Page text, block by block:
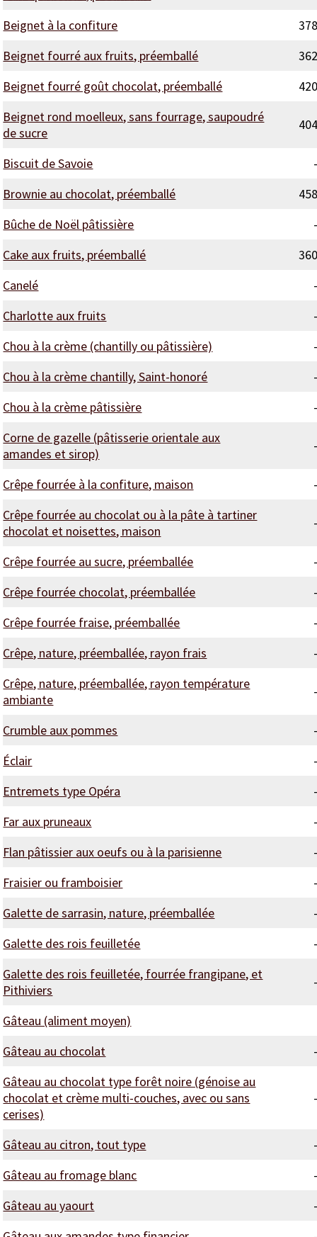
Beignet à la confiture
378
Beignet fourré aux fruits, préemballé
362
Beignet fourré goût chocolat, préemballé
420
Beignet rond moelleux, sans fourrage, saupoudré
de sucre
404
Biscuit de Savoie
-
Brownie au chocolat, préemballé
458
Bûche de Noël pâtissière
-
Cake aux fruits, préemballé
360
Canelé
-
Charlotte aux fruits
-
Chou à la crème (chantilly ou pâtissière)
-
Chou à la crème chantilly, Saint-honoré
-
Chou à la crème pâtissière
-
Corne de gazelle (pâtisserie orientale aux
amandes et sirop)
-
Crêpe fourrée à la confiture, maison
-
Crêpe fourrée au chocolat ou à la pâte à tartiner
chocolat et noisettes, maison
-
Crêpe fourrée au sucre, préemballée
-
Crêpe fourrée chocolat, préemballée
-
Crêpe fourrée fraise, préemballée
-
Crêpe, nature, préemballée, rayon frais
-
Crêpe, nature, préemballée, rayon température
ambiante
-
Crumble aux pommes
-
Éclair
-
Entremets type Opéra
-
Far aux pruneaux
-
Flan pâtissier aux oeufs ou à la parisienne
-
Fraisier ou framboisier
-
Galette de sarrasin, nature, préemballée
-
Galette des rois feuilletée
-
Galette des rois feuilletée, fourrée frangipane, et
Pithiviers
-
Gâteau (aliment moyen)
Gâteau au chocolat
-
Gâteau au chocolat type forêt noire (génoise au
chocolat et crème multi-couches, avec ou sans
cerises)
-
Gâteau au citron, tout type
-
Gâteau au fromage blanc
-
Gâteau au yaourt
-